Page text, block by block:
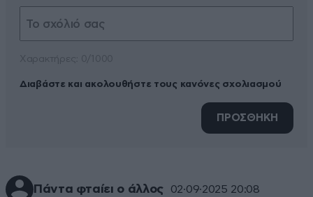
Διαβάστε και ακολουθήστε τους κανόνες σχολιασμού
ΠΡΟΣΘΗΚΗ
Πάντα φταίει ο άλλος 02·09·2025 20:08